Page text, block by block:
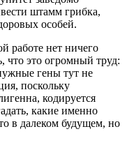
штамм грибка,
особей.
работе нет ничего
что это огромный труд:
гены тут не
поскольку
кодируется
какие именно
в далеком будущем, но